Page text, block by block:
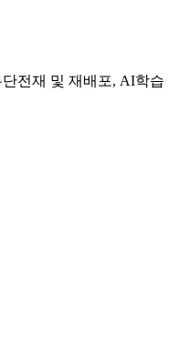
전재 및 재배포, AI학습